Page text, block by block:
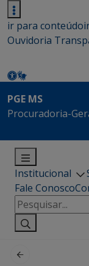
ir para conteúdo
Ouvidoria
PGE MS
Procuradoria-
Institucional
Fale Conosco
Pesquisar
por: